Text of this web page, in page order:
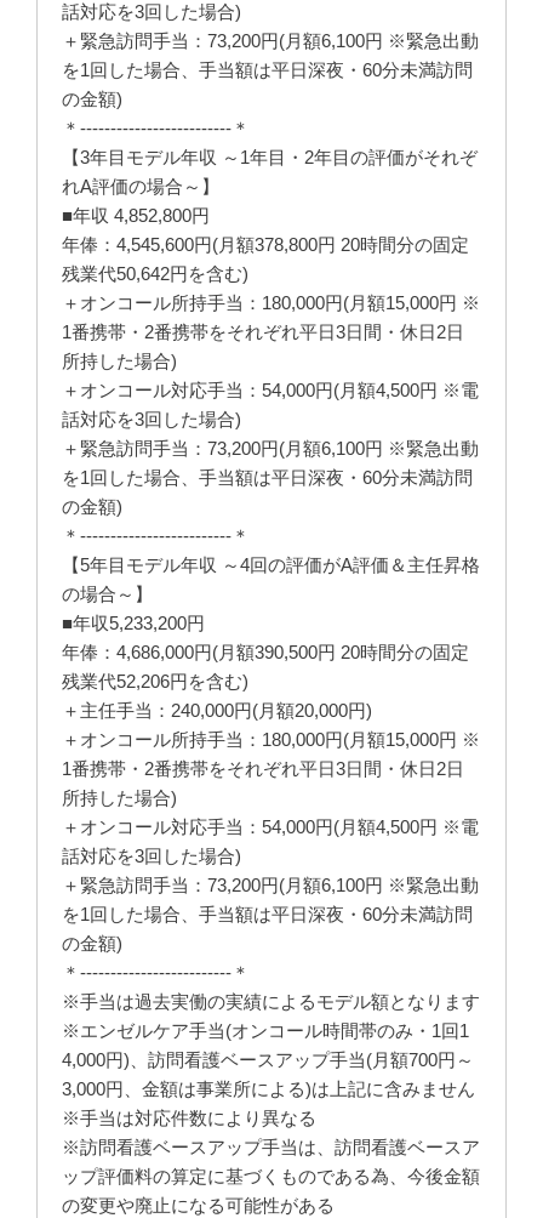
話対応を3回した場合)
＋緊急訪問手当：73,200円(月額6,100円 ※緊急出動
を1回した場合、手当額は平日深夜・60分未満訪問
の金額)
＊-------------------------＊
【3年目モデル年収 ～1年目・2年目の評価がそれぞ
れA評価の場合～】
■年収 4,852,800円
年俸：4,545,600円(月額378,800円 20時間分の固定
残業代50,642円を含む)
＋オンコール所持手当：180,000円(月額15,000円 ※
1番携帯・2番携帯をそれぞれ平日3日間・休日2日
所持した場合)
＋オンコール対応手当：54,000円(月額4,500円 ※電
話対応を3回した場合)
＋緊急訪問手当：73,200円(月額6,100円 ※緊急出動
を1回した場合、手当額は平日深夜・60分未満訪問
の金額)
＊-------------------------＊
【5年目モデル年収 ～4回の評価がA評価＆主任昇格
の場合～】
■年収5,233,200円
年俸：4,686,000円(月額390,500円 20時間分の固定
残業代52,206円を含む)
＋主任手当：240,000円(月額20,000円)
＋オンコール所持手当：180,000円(月額15,000円 ※
1番携帯・2番携帯をそれぞれ平日3日間・休日2日
所持した場合)
＋オンコール対応手当：54,000円(月額4,500円 ※電
話対応を3回した場合)
＋緊急訪問手当：73,200円(月額6,100円 ※緊急出動
を1回した場合、手当額は平日深夜・60分未満訪問
の金額)
＊-------------------------＊
※手当は過去実働の実績によるモデル額となります
※エンゼルケア手当(オンコール時間帯のみ・1回1
4,000円)、訪問看護ベースアップ手当(月額700円～
3,000円、金額は事業所による)は上記に含みません
※手当は対応件数により異なる
※訪問看護ベースアップ手当は、訪問看護ベースア
ップ評価料の算定に基づくものである為、今後金額
の変更や廃止になる可能性がある